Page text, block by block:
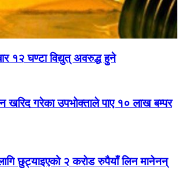
१२ घण्टा विद्युत् अवरुद्ध हुने
खरिद गरेका उपभोक्ताले पाए १० लाख बम्पर
छुट्याइएको २ करोड रुपैयाँ लिन मानेनन्